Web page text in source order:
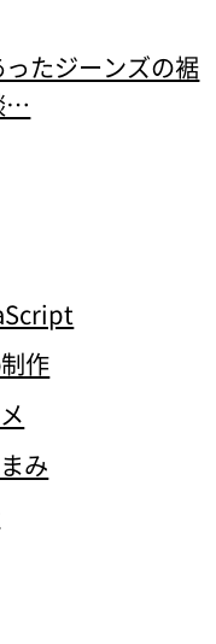
ったジーンズの裾
…
作
み